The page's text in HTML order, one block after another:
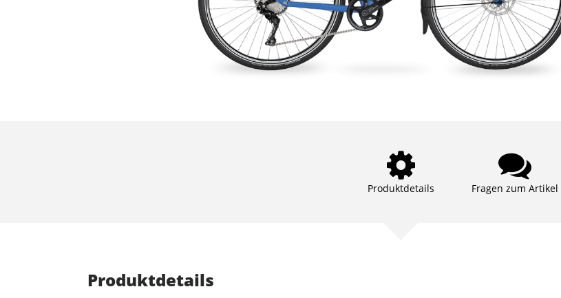
Produktdetails Fragen zum Artikel
Produktdetails